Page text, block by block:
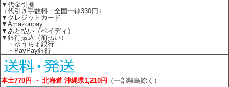
▼代金引換
（代引き手数料：全国一律330円）
▼クレジットカード
▼Amazonpay
▼あと払い（ペイディ）
▼銀行振込（前払い）
・ゆうちょ銀行
・PayPay銀行
本土770円 ・ 北海道 沖縄県1,210円 （一部離島除く）